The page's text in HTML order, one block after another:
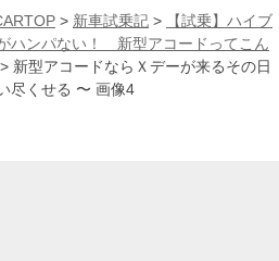
> 新車試乗記 >
【試乗】ハイブ
ハンパない！ 新型アコードってこん
> 新型アコードならＸデーが来るその日
尽くせる 〜 画像4